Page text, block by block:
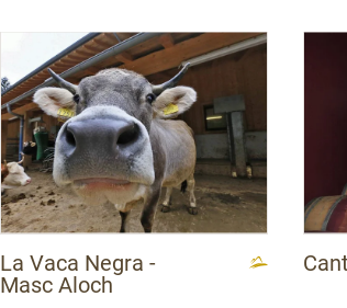
APT Val di Non
APT Valsugana Lagorai
Azienda per il Turismo di
Azienda per il Turismo Rovereto
La Vaca Negra -
Masc Aloch